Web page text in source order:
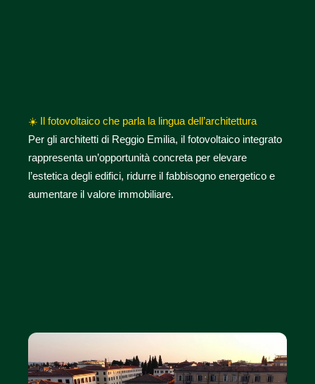
☀️
Il fotovoltaico che parla la lingua dell’architettura
Per gli architetti di Reggio Emilia, il fotovoltaico integrato
rappresenta un’opportunità concreta per elevare
l’estetica degli edifici, ridurre il fabbisogno energetico e
aumentare il valore immobiliare.